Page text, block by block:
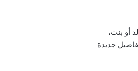
إن كان ولد أو بنت،
جديدة